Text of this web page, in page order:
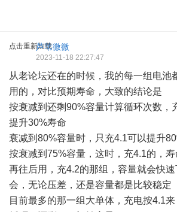
点击重新加载芦苇微微
2023-11-18 22:27:47
从老论坛还在的时候，我的每一组电池
用的，对比预期寿命，大致的结论是
按衰减到还剩90%容量计算循环次数，
提升30%寿命
衰减到80%容量时，只充4.1可以提升
按衰减到75%容量，这时，充4.1的，
再往后用，充4.2的那组，容量就会快
会，无论压差，还是容量都是比较稳定
目前最多的那一组大单体，充电按4.1